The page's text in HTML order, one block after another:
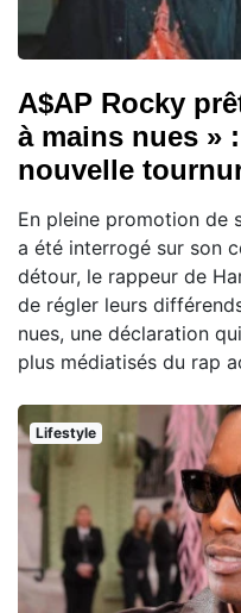
A$AP Rocky
à mains nues »
nouvelle
En pleine promotion de
a été interrogé sur son
détour, le rappeur de
de régler leurs
nues, une déclaration
plus médiatisés du rap
Lifestyle